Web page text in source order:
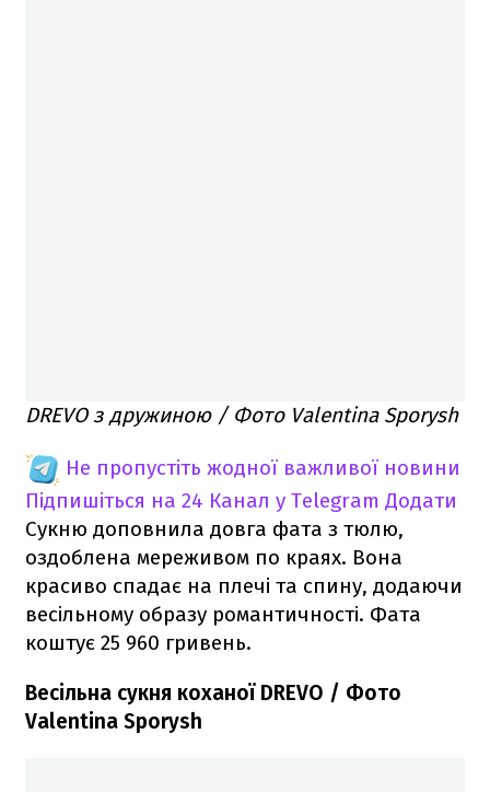
DREVO з дружиною / Фото Valentina Sporysh
Не пропустіть жодної важливої новини
Підпишіться на 24 Канал у Telegram Додати
Сукню доповнила довга фата з тюлю,
оздоблена мереживом по краях. Вона
красиво спадає на плечі та спину, додаючи
весільному образу романтичності. Фата
коштує 25 960 гривень.
Весільна сукня коханої DREVO / Фото
Valentina Sporysh